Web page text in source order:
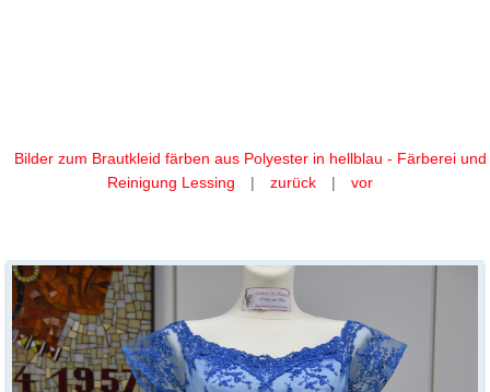
Bilder zum Brautkleid färben aus Polyester in hellblau - Färberei und
Reinigung Lessing
| zurück | vor